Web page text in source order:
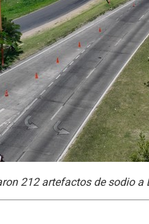
212 artefactos de sodio a